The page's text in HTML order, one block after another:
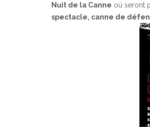
Nuit de la Canne où seront
spectacle, canne de